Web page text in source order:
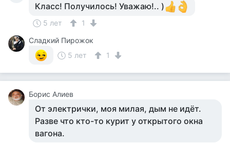
Класс! Получилось! Уважаю!.. )
5 лет
1
Сладкий Пирожок
5 лет
1
Борис Алиев
От электрички, моя милая, дым не идёт.
Разве что кто-то курит у открытого окна
вагона.